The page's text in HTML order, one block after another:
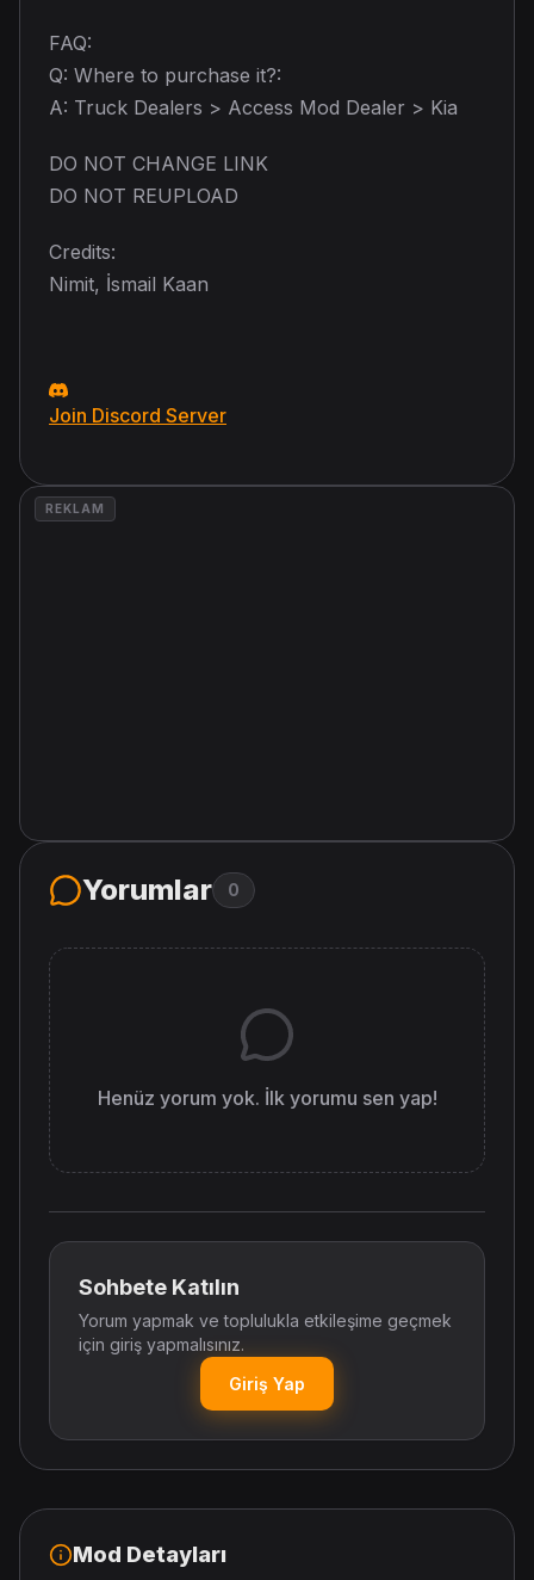
FAQ:
Q: Where to purchase it?:
A: Truck Dealers > Access Mod Dealer > Kia
DO NOT CHANGE LINK
DO NOT REUPLOAD
Credits:
Nimit, İsmail Kaan
Join Discord Server
REKLAM
Yorumlar 0
Henüz yorum yok. İlk yorumu sen yap!
Sohbete Katılın
Yorum yapmak ve toplulukla etkileşime geçmek
için giriş yapmalısınız.
Giriş Yap
Mod Detayları